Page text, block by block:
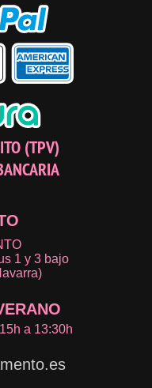
(TPV)
1 y 3 bajo
a 13:30h